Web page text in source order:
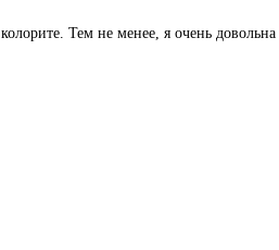
Тем не менее, я очень